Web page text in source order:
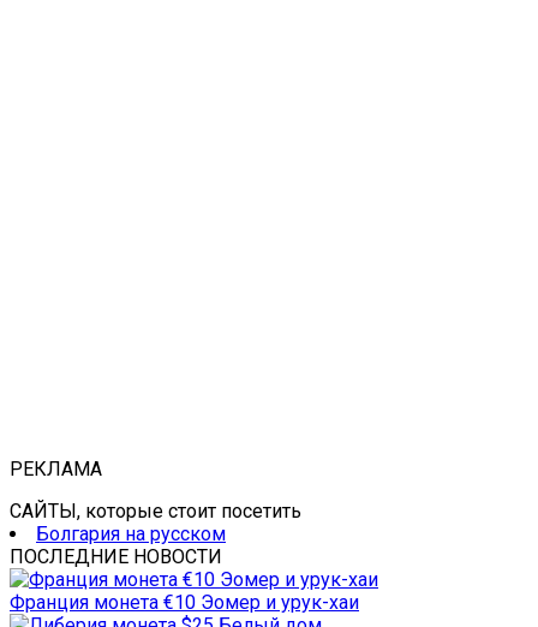
РЕКЛАМА
САЙТЫ, которые стоит посетить
Болгария на русском
ПОСЛЕДНИЕ НОВОСТИ
Франция монета €10 Эомер и урук-хаи